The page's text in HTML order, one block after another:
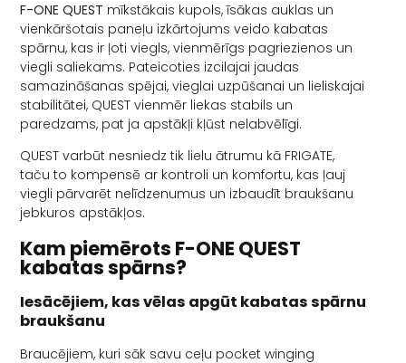
F-ONE QUEST mīkstākais kupols, īsākas auklas un
vienkāršotais paneļu izkārtojums veido kabatas
spārnu, kas ir ļoti viegls, vienmērīgs pagriezienos un
viegli saliekams. Pateicoties izcilajai jaudas
samazināšanas spējai, vieglai uzpūšanai un lieliskajai
stabilitātei, QUEST vienmēr liekas stabils un
paredzams, pat ja apstākļi kļūst nelabvēlīgi.
QUEST varbūt nesniedz tik lielu ātrumu kā FRIGATE,
taču to kompensē ar kontroli un komfortu, kas ļauj
viegli pārvarēt nelīdzenumus un izbaudīt braukšanu
jebkuros apstākļos.
Kam piemērots F-ONE QUEST
kabatas spārns?
Iesācējiem, kas vēlas apgūt kabatas spārnu
braukšanu
Braucējiem, kuri sāk savu ceļu pocket winging